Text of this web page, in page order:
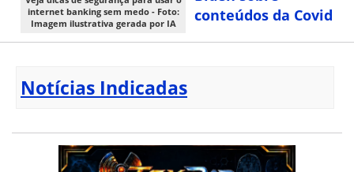
internet banking sem medo - Foto:
Imagem ilustrativa gerada por IA
conteúdos da Covid
Notícias Indicadas